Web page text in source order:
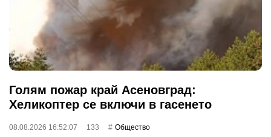
Голям пожар край Асеновград:
Хеликоптер се включи в гасенето
08.08.2026 16:52:07 133 Общество